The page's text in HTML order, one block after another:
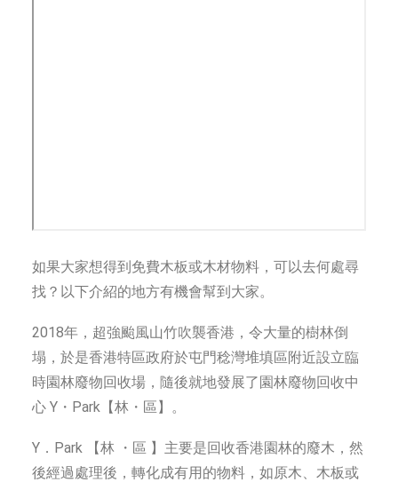
如果大家想得到免費木板或木材物料，可以去何處尋
找？以下介紹的地方有機會幫到大家。
2018年，超強颱風山竹吹襲香港，令大量的樹林倒
塌，於是香港特區政府於屯門稔灣堆填區附近設立臨
時園林廢物回收場，隨後就地發展了園林廢物回收中
心 Y・Park【林・區】。
Y．Park 【林 ・區 】主要是回收香港園林的廢木，然
後經過處理後，轉化成有用的物料，如原木、木板或